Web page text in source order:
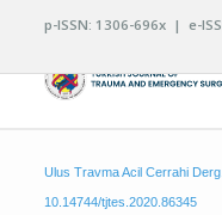
p-ISSN: 1306-696x | e-
Ulus Travma Acil Cerrahi
10.14744/tjtes.2020.86345